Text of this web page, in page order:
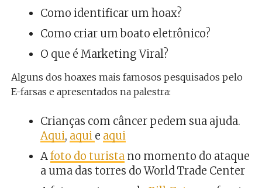
Como identificar um hoax?
Como criar um boato eletrônico?
O que é Marketing Viral?
Alguns dos hoaxes mais famosos pesquisados pelo
E-farsas e apresentados na palestra:
Crianças com câncer pedem sua ajuda.
Aqui, aqui e aqui
Afoto do turistano momento do ataque
a uma das torres do World Trade Center